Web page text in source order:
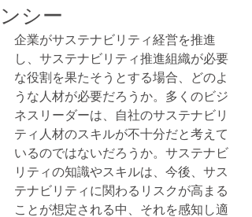
ンシー
企業がサステナビリティ経営を推進
し、サステナビリティ推進組織が必要
な役割を果たそうとする場合、どのよ
うな人材が必要だろうか。多くのビジ
ネスリーダーは、自社のサステナビリ
ティ人材のスキルが不十分だと考えて
いるのではないだろうか。サステナビ
リティの知識やスキルは、今後、サス
テナビリティに関わるリスクが高まる
ことが想定される中、それを感知し適